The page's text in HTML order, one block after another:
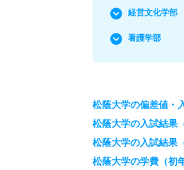
経営文化学部
看護学部
松蔭大学の偏差値・
松蔭大学の入試結果
松蔭大学の入試結果
松蔭大学の学費（初